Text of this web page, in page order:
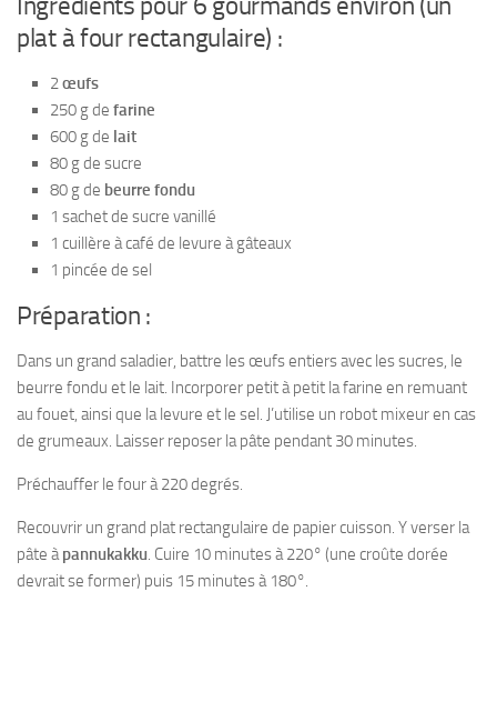
Ingrédients pour 6 gourmands environ (un
plat à four rectangulaire) :
2œufs
250 g de farine
600 g de lait
80 g de sucre
80 g de beurre fondu
1 sachet de sucre vanillé
1 cuillère à café de levure à gâteaux
1 pincée de sel
Préparation :
Dans un grand saladier, battre les œufs entiers avec les sucres, le
beurre fondu et le lait. Incorporer petit à petit la farine en remuant
au fouet, ainsi que la levure et le sel. J’utilise un robot mixeur en cas
de grumeaux. Laisser reposer la pâte pendant 30 minutes.
Préchauffer le four à 220 degrés.
Recouvrir un grand plat rectangulaire de papier cuisson. Y verser la
pâte àpannukakku. Cuire 10 minutes à 220° (une croûte dorée
devrait se former) puis 15 minutes à 180°.